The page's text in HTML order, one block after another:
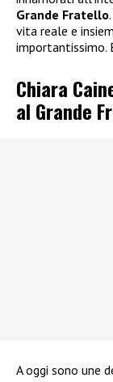
Grande Fratello
vita reale e
importantissimo.
Chiara
al Grande
A oggi sono une